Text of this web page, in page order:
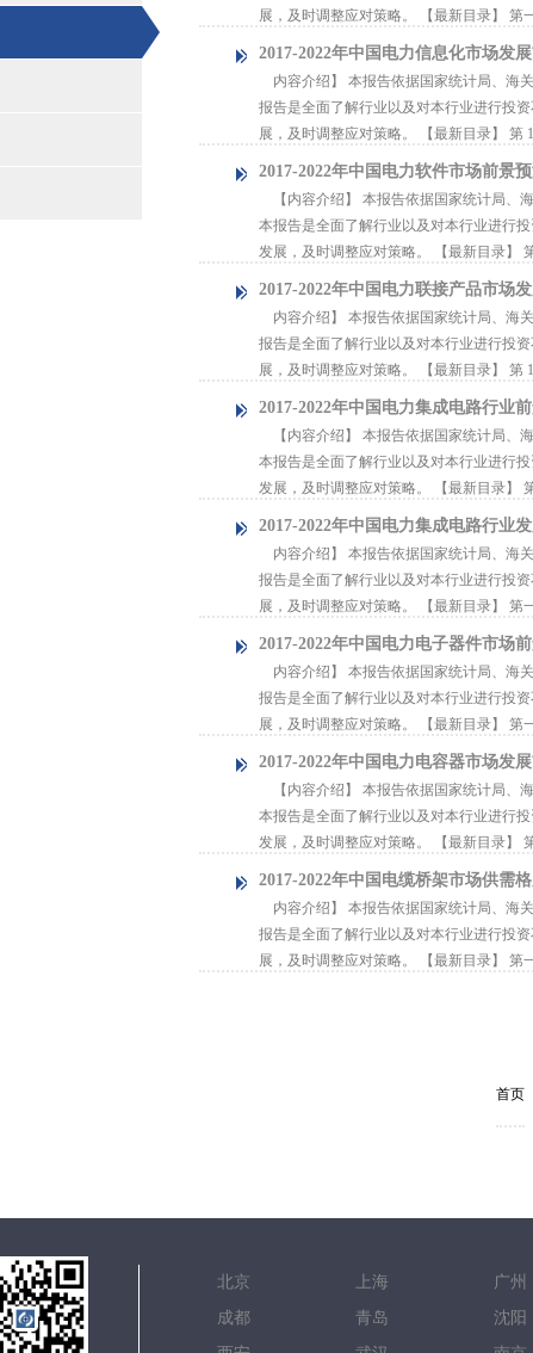
展，及时调整应对策略。 【最新目录】 第
2017-2022年中国电力信息化市场发
内容介绍】 本报告依据国家统计局、海
报告是全面了解行业以及对本行业进行投
展，及时调整应对策略。 【最新目录】 第
2017-2022年中国电力软件市场前景
【内容介绍】 本报告依据国家统计局、
本报告是全面了解行业以及对本行业进行
发展，及时调整应对策略。 【最新目录】
2017-2022年中国电力联接产品市场
内容介绍】 本报告依据国家统计局、海
报告是全面了解行业以及对本行业进行投
展，及时调整应对策略。 【最新目录】 第
2017-2022年中国电力集成电路行业
【内容介绍】 本报告依据国家统计局、
本报告是全面了解行业以及对本行业进行
发展，及时调整应对策略。 【最新目录】
2017-2022年中国电力集成电路行业
内容介绍】 本报告依据国家统计局、海
报告是全面了解行业以及对本行业进行投
展，及时调整应对策略。 【最新目录】 第
2017-2022年中国电力电子器件市场
内容介绍】 本报告依据国家统计局、海
报告是全面了解行业以及对本行业进行投
展，及时调整应对策略。 【最新目录】 第
2017-2022年中国电力电容器市场发
【内容介绍】 本报告依据国家统计局、
本报告是全面了解行业以及对本行业进行
发展，及时调整应对策略。 【最新目录】
2017-2022年中国电缆桥架市场供需
内容介绍】 本报告依据国家统计局、海
报告是全面了解行业以及对本行业进行投
展，及时调整应对策略。 【最新目录】 第
首页
北京 上海 广州
成都 青岛 沈阳